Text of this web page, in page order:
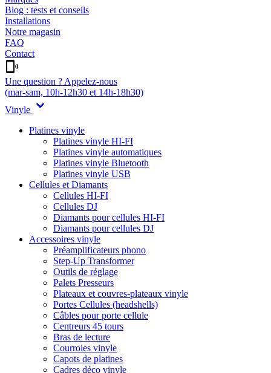
Blog : tests et conseils
Installations
Notre magasin
FAQ
Contact
Une question ? Appelez-nous
(mar-sam, 10h-12h30 et 14h-18h30)
Vinyle
Platines vinyle
Platines vinyle HI-FI
Platines vinyle automatiques
Platines vinyle Bluetooth
Platines vinyle USB
Cellules et Diamants
Cellules HI-FI
Cellules DJ
Diamants pour cellules HI-FI
Diamants pour cellules DJ
Accessoires vinyle
Préamplificateurs phono
Step-Up Transformer
Outils de réglage
Palets Presseurs
Plateaux et couvres-plateaux vinyle
Portes Cellules (headshells)
Câbles pour porte cellule
Centreurs 45 tours
Bras de lecture
Courroies vinyle
Capots de platines
Cadres déco vinyle